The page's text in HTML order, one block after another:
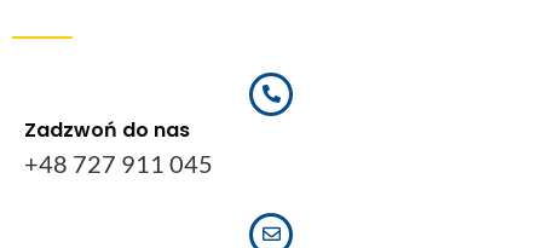
Zadzwoń do nas
+48 727 911 045